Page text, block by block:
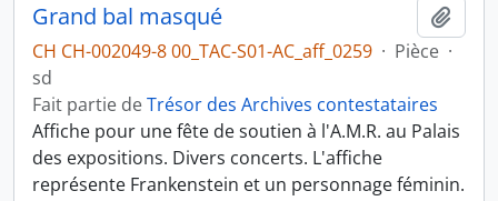
Grand bal masqué
CH CH-002049-8 00_TAC-S01-AC_aff_0259 · Pièce ·
sd
Fait partie deTrésor des Archives contestataires
Affiche pour une fête de soutien à l'A.M.R. au Palais
des expositions. Divers concerts. L'affiche
représente Frankenstein et un personnage féminin.